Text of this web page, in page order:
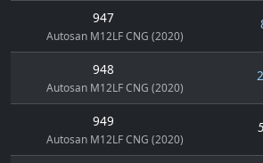
947
Autosan M12LF CNG (2020)
948
Autosan M12LF CNG (2020)
949
Autosan M12LF CNG (2020)